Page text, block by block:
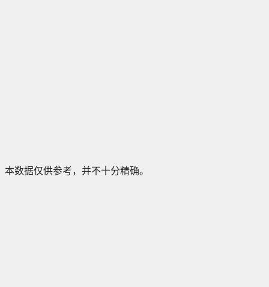
本数据仅供参考，并不十分精确。